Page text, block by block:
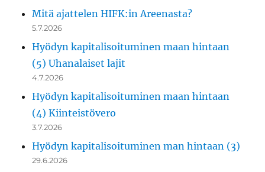
Mitä ajattelen HIFK:in Areenasta?
5.7.2026
Hyödyn kapitalisoituminen maan hintaan
(5) Uhanalaiset lajit
4.7.2026
Hyödyn kapitalisoituminen maan hintaan
(4) Kiinteistövero
3.7.2026
Hyödyn kapitalisoituminen man hintaan (3)
29.6.2026